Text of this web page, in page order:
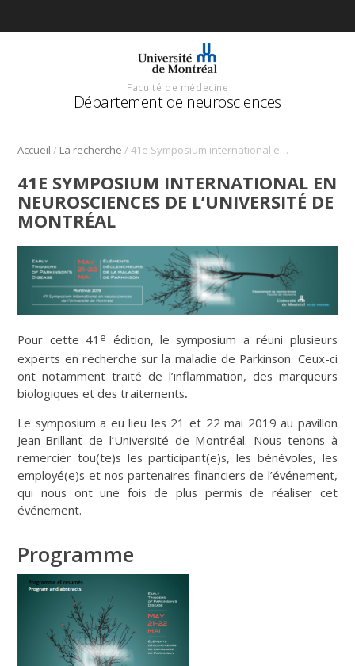
Faculté de médecine
Département de neurosciences
Accueil / La recherche / 41e Symposium international en neurosciences de l’Université de Montréal
41E SYMPOSIUM INTERNATIONAL EN
NEUROSCIENCES DE L’UNIVERSITÉ DE
MONTRÉAL
Pour cette 41 e édition, le symposium a réuni plusieurs
experts en recherche sur la maladie de Parkinson. Ceux-ci
ont notamment traité de l’inflammation, des marqueurs
biologiques et des traitements.
Le symposium a eu lieu les 21 et 22 mai 2019 au pavillon
Jean-Brillant de l’Université de Montréal. Nous tenons à
remercier tou(te)s les participant(e)s, les bénévoles, les
employé(e)s et nos partenaires financiers de l’événement,
qui nous ont une fois de plus permis de réaliser cet
événement.
Programme